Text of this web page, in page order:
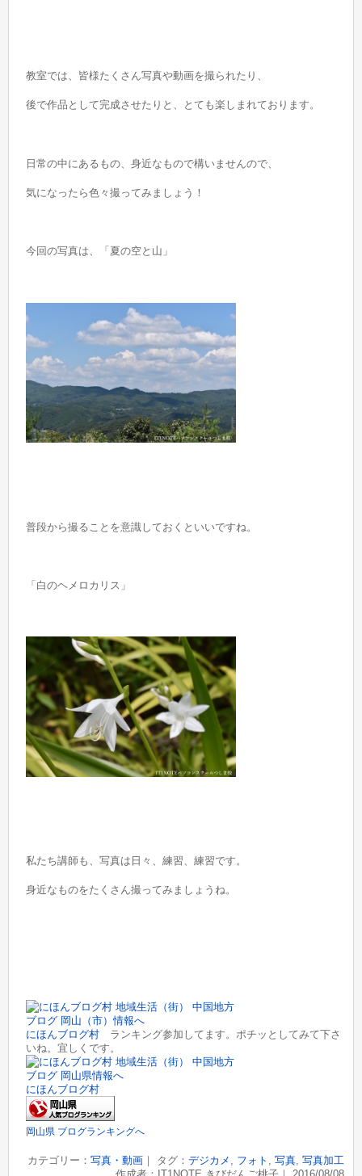
教室では、皆様たくさん写真や動画を撮られたり、
後で作品として完成させたりと、とても楽しまれております。
日常の中にあるもの、身近なもので構いませんので、
気になったら色々撮ってみましょう！
今回の写真は、「夏の空と山」
普段から撮ることを意識しておくといいですね。
「白のヘメロカリス」
私たち講師も、写真は日々、練習、練習です。
身近なものをたくさん撮ってみましょうね。
にほんブログ村 ランキング参加してます。ポチッとしてみて下さ
いね。宜しくです。
にほんブログ村
岡山県 ブログランキングへ
カテゴリー： 写真・動画｜ タグ： デジカメ , フォト , 写真, 写真加工